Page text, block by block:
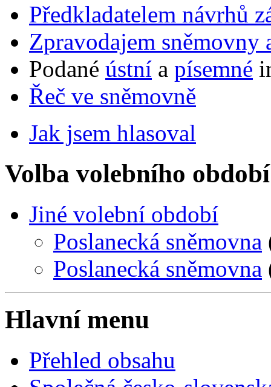
Předkladatelem návrhů
Zpravodajem
Podané ústní a písemné
Řeč ve sněmovně
Jak jsem hlasoval
Volba volebního období
Jiné volební období
Poslanecká sněmovna
Poslanecká sněmovna
Hlavní menu
Přehled obsahu